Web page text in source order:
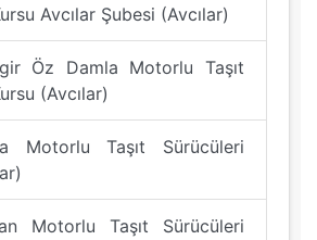
Avcılar Şubesi (Avcılar)
Öz Damla Motorlu Taşıt
(Avcılar)
Motorlu Taşıt Sürücüleri
Motorlu Taşıt Sürücüleri